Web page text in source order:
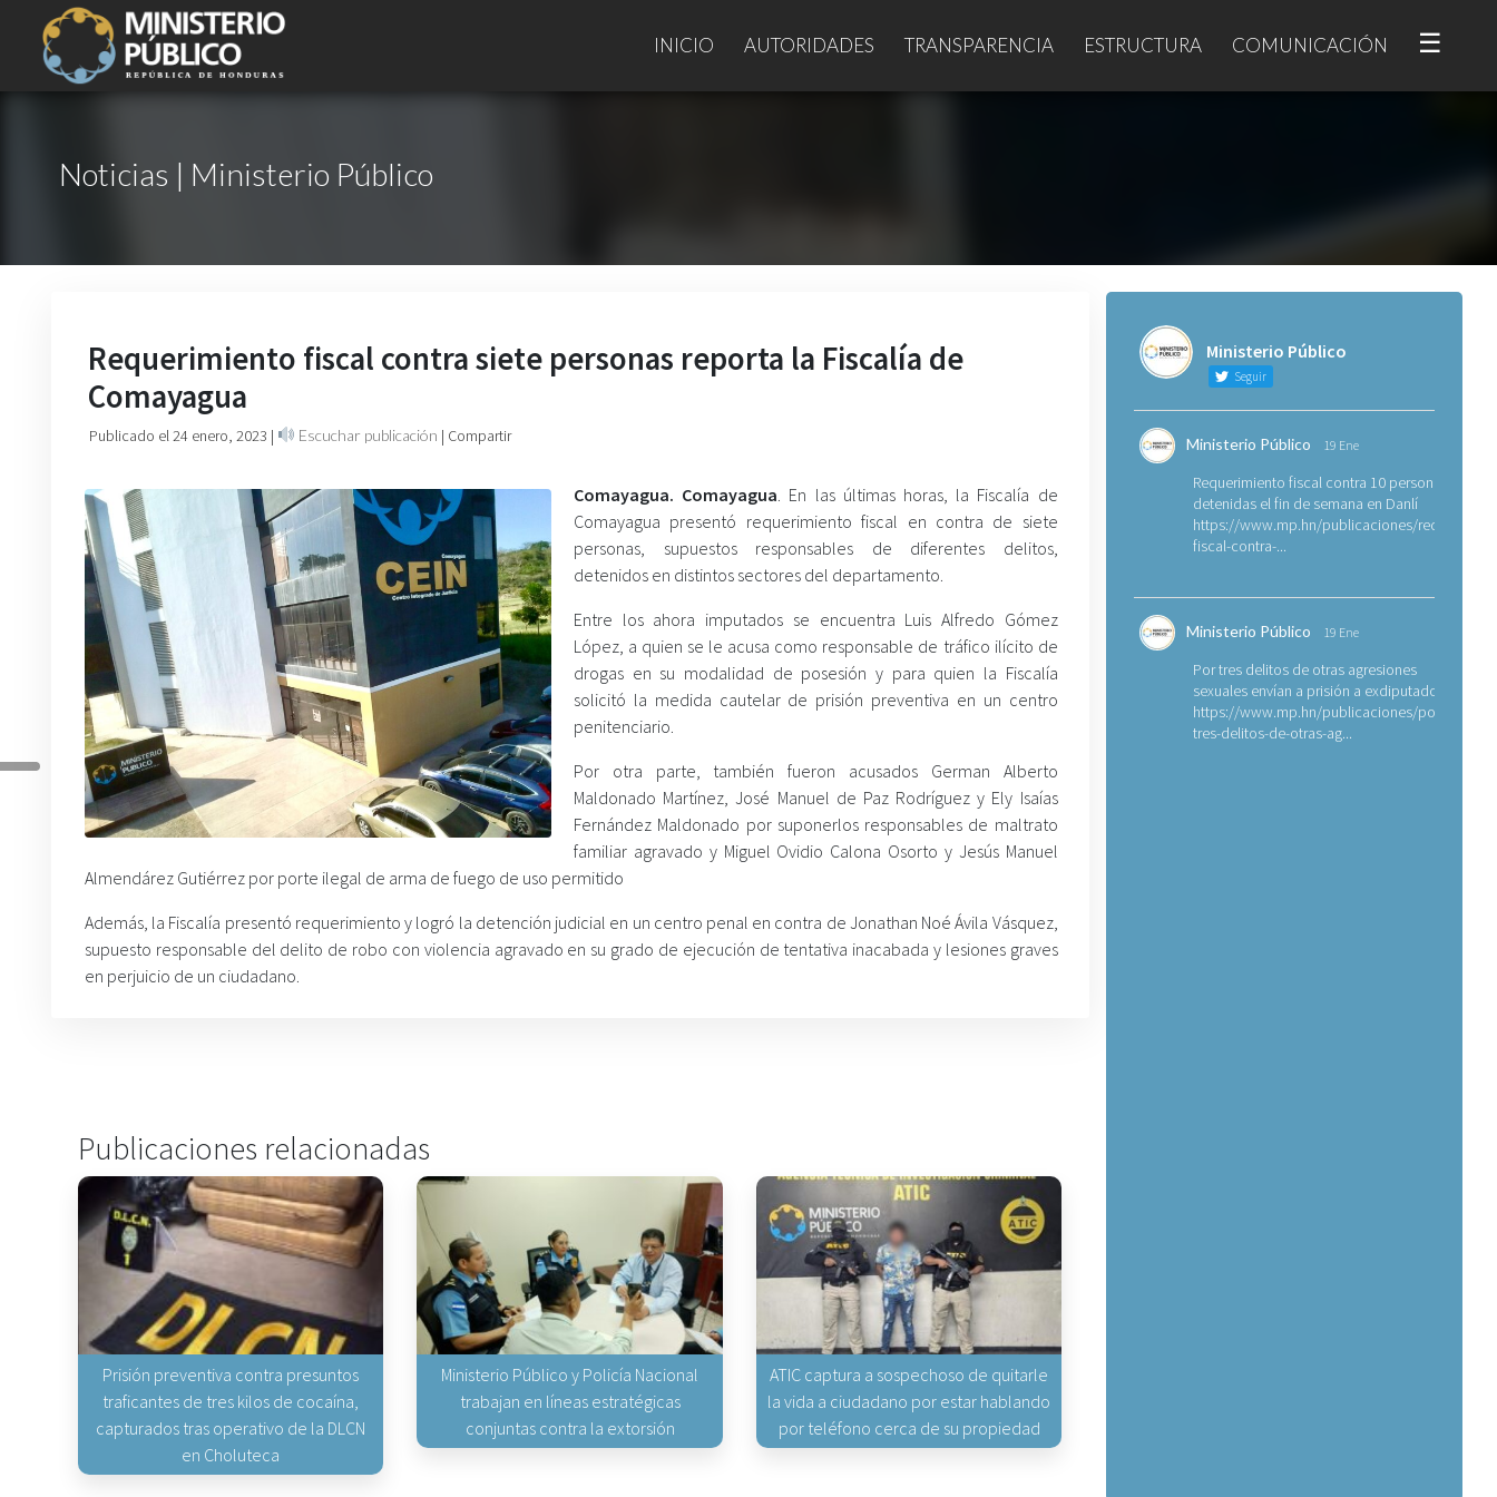
INICIO AUTORIDADES TRANSPARENCIA ESTRUCTURA COMUNICACIÓN ☰
Noticias | Ministerio Público
Requerimiento fiscal contra siete personas reporta la Fiscalía de
Comayagua
Publicado el 24 enero, 2023 | Escuchar publicación | Compartir
Comayagua. Comayagua. En las últimas horas, la Fiscalía de
Comayagua presentó requerimiento fiscal en contra de siete
personas, supuestos responsables de diferentes delitos,
detenidos en distintos sectores del departamento.
Entre los ahora imputados se encuentra Luis Alfredo Gómez
López, a quien se le acusa como responsable de tráfico ilícito de
drogas en su modalidad de posesión y para quien la Fiscalía
solicitó la medida cautelar de prisión preventiva en un centro
penitenciario.
Por otra parte, también fueron acusados German Alberto
Maldonado Martínez, José Manuel de Paz Rodríguez y Ely Isaías
Fernández Maldonado por suponerlos responsables de maltrato
familiar agravado y Miguel Ovidio Calona Osorto y Jesús Manuel
Almendárez Gutiérrez por porte ilegal de arma de fuego de uso permitido
Además, la Fiscalía presentó requerimiento y logró la detención judicial en un centro penal en contra de Jonathan Noé Ávila Vásquez,
supuesto responsable del delito de robo con violencia agravado en su grado de ejecución de tentativa inacabada y lesiones graves
en perjuicio de un ciudadano.
Publicaciones relacionadas
Prisión preventiva contra presuntos
traficantes de tres kilos de cocaína,
capturados tras operativo de la DLCN
en Choluteca
Ministerio Público y Policía Nacional
trabajan en líneas estratégicas
conjuntas contra la extorsión
ATIC captura a sospechoso de quitarle
la vida a ciudadano por estar hablando
por teléfono cerca de su propiedad
Ministerio Público
Seguir
Ministerio Público 19 Ene
Requerimiento fiscal contra 10 personas
detenidas el fin de semana en Danlí
https://www.mp.hn/publicaciones/
fiscal-contra-...
Ministerio Público 19 Ene
Por tres delitos de otras agresiones
sexuales envían a prisión a exdiputado
https://www.mp.hn/publicaciones/por-
tres-delitos-de-otras-ag...